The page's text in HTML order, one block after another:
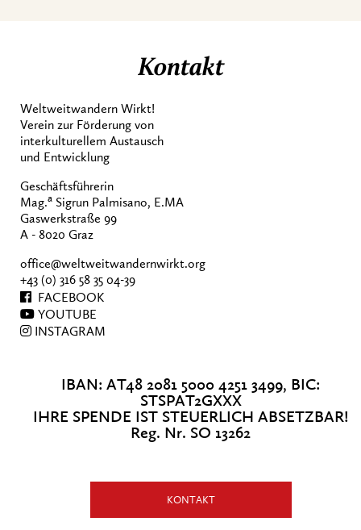
Kontakt
Weltweitwandern Wirkt!
Verein zur Förderung von
interkulturellem Austausch
und Entwicklung
Geschäftsführerin
Mag.a Sigrun Palmisano, E.MA
Gaswerkstraße 99
A - 8020 Graz
office@weltweitwandernwirkt.org
+43 (0) 316 58 35 04-39
FACEBOOK
YOUTUBE
INSTAGRAM
IBAN: AT48 2081 5000 4251 3499, BIC:
STSPAT2GXXX
IHRE SPENDE IST STEUERLICH ABSETZBAR!
Reg. Nr. SO 13262
KONTAKT